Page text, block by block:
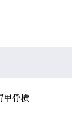
甲骨横